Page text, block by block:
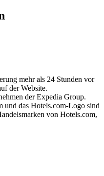
mehr als 24 Stunden vor
der Website.
der Expedia Group.
und das Hotels.com-Logo sind
von Hotels.com,